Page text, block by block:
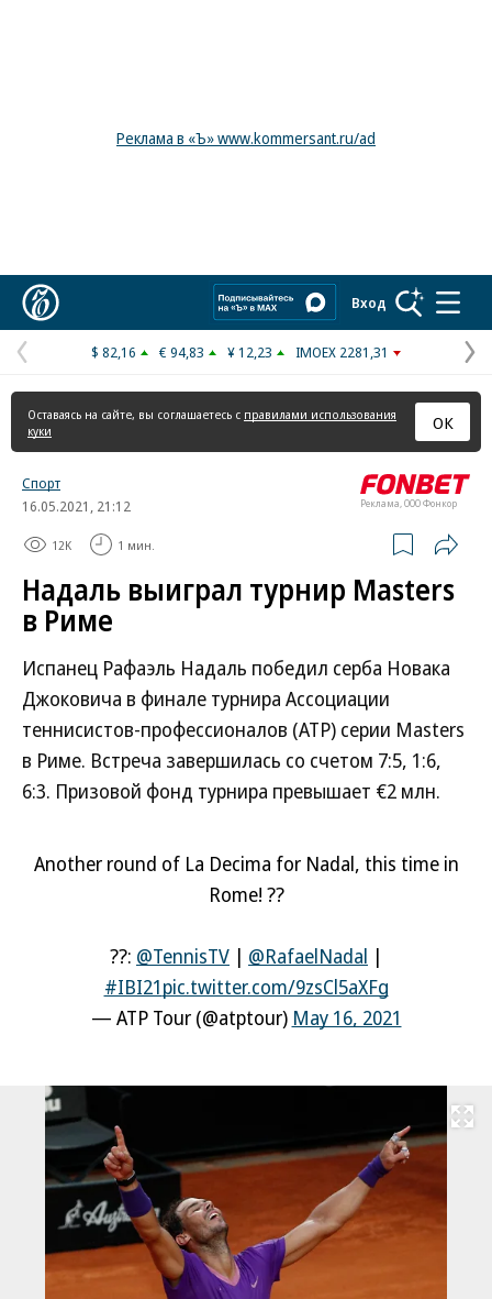
Реклама в «Ъ» www.kommersant.ru/ad
Вход
Предыдущая
страница
$ 82,16 € 94,83 ¥ 12,23 IMOEX 2281,31
Оставаясь на сайте, вы соглашаетесь с правилами использования
куки
ОК
Реклама, ООО Фонкор
Спорт
16.05.2021, 21:12
12K 1 мин.
Надаль выиграл турнир Masters
в Риме
Испанец Рафаэль Надаль победил серба Новака
Джоковича в финале турнира Ассоциации
теннисистов-профессионалов (ATP) серии Masters
в Риме. Встреча завершилась со счетом 7:5, 1:6,
6:3. Призовой фонд турнира превышает €2 млн.
Another round of La Decima for Nadal, this time in
Rome! ??
??: @TennisTV | @RafaelNadal |
#IBI21pic.twitter.com/9zsCl5aXFg
— ATP Tour (@atptour) May 16, 2021
Развернуть